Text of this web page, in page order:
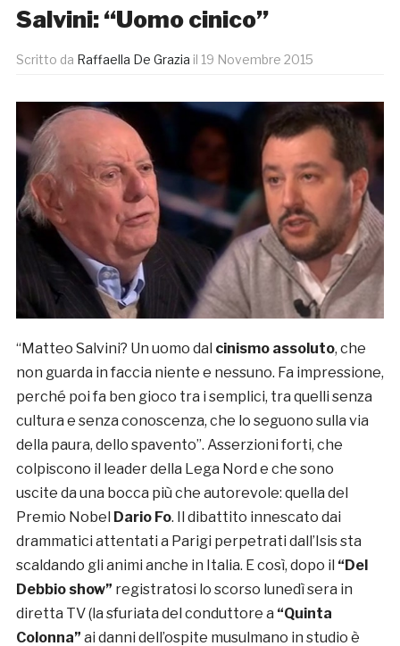
Salvini: “Uomo cinico”
Scritto da Raffaella De Grazia il 19 Novembre 2015
“Matteo Salvini? Un uomo dal cinismo assoluto, che
non guarda in faccia niente e nessuno. Fa impressione,
perché poi fa ben gioco tra i semplici, tra quelli senza
cultura e senza conoscenza, che lo seguono sulla via
della paura, dello spavento”. Asserzioni forti, che
colpiscono il leader della Lega Nord e che sono
uscite da una bocca più che autorevole: quella del
Premio Nobel Dario Fo. Il dibattito innescato dai
drammatici attentati a Parigi perpetrati dall’Isis sta
scaldando gli animi anche in Italia. E così, dopo il “Del
Debbio show” registratosi lo scorso lunedì sera in
diretta TV (la sfuriata del conduttore a “Quinta
Colonna” ai danni dell’ospite musulmano in studio è